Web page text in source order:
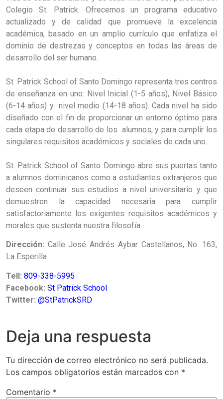
Colegio St. Patrick. Ofrecemos un programa educativo
actualizado y de calidad que promueve la excelencia
académica, basado en un amplio currículo que enfatiza el
dominio de destrezas y conceptos en todas las áreas de
desarrollo del ser humano.
St. Patrick School of Santo Domingo representa tres centros
de enseñanza en uno: Nivel Inicial (1-5 años), Nivel Básico
(6-14 años) y nivel medio (14-18 años). Cada nivel ha sido
diseñado con el fin de proporcionar un entorno óptimo para
cada etapa de desarrollo de los alumnos, y para cumplir los
singulares requisitos académicos y sociales de cada uno.
St. Patrick School of Santo Domingo abre sus puertas tanto
a alumnos dominicanos como a estudiantes extranjeros que
deseen continuar sus estudios a nivel universitario y que
demuestren la capacidad necesaria para cumplir
satisfactoriamente los exigentes requisitos académicos y
morales que sustenta nuestra filosofía.
Dirección: Calle José Andrés Aybar Castellanos, No. 163,
La Esperilla
Tell: 809-338-5995
Facebook: St Patrick School
Twitter: @StPatrickSRD
Deja una respuesta
Tu dirección de correo electrónico no será publicada.
Los campos obligatorios están marcados con *
Comentario *